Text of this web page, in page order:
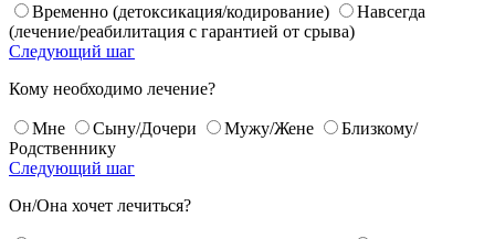
Временно (детоксикация/кодирование)
Навсегда
(лечение/реабилитация с гарантией от срыва)
Следующий шаг
Кому необходимо лечение?
Мне Сыну/Дочери Мужу/Жене
Близкому/
Родственнику
Следующий шаг
Он/Она хочет лечиться?